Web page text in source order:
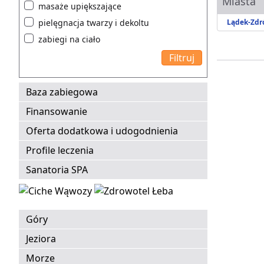
masaże upiększające
pielęgnacja twarzy i dekoltu
zabiegi na ciało
Baza zabiegowa
Finansowanie
Oferta dodatkowa i udogodnienia
Profile leczenia
Sanatoria SPA
Góry
Jeziora
Morze
Lądek-